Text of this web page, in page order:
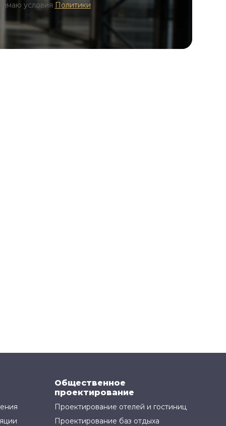
условия Политики
Общественное
проектирование
Проектирование отелей и гостиниц
Проектирование баз отдыха